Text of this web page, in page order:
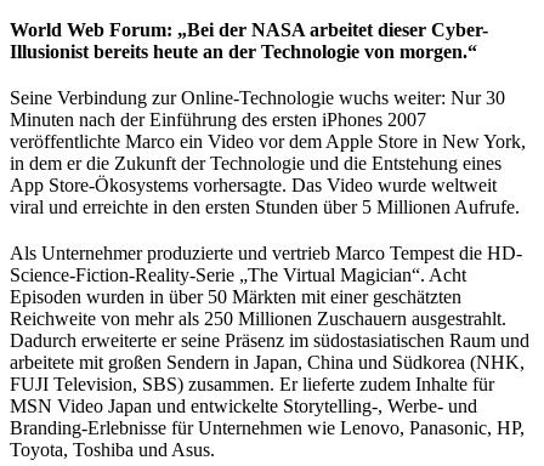
World Web Forum: „Bei der NASA arbeitet dieser Cyber-
Illusionist bereits heute an der Technologie von morgen.“
Seine Verbindung zur Online-Technologie wuchs weiter: Nur 30
Minuten nach der Einführung des ersten iPhones 2007
veröffentlichte Marco ein Video vor dem Apple Store in New York,
in dem er die Zukunft der Technologie und die Entstehung eines
App Store-Ökosystems vorhersagte. Das Video wurde weltweit
viral und erreichte in den ersten Stunden über 5 Millionen Aufrufe.
Als Unternehmer produzierte und vertrieb Marco Tempest die HD-
Science-Fiction-Reality-Serie „The Virtual Magician“. Acht
Episoden wurden in über 50 Märkten mit einer geschätzten
Reichweite von mehr als 250 Millionen Zuschauern ausgestrahlt.
Dadurch erweiterte er seine Präsenz im südostasiatischen Raum und
arbeitete mit großen Sendern in Japan, China und Südkorea (NHK,
FUJI Television, SBS) zusammen. Er lieferte zudem Inhalte für
MSN Video Japan und entwickelte Storytelling-, Werbe- und
Branding-Erlebnisse für Unternehmen wie Lenovo, Panasonic, HP,
Toyota, Toshiba und Asus.